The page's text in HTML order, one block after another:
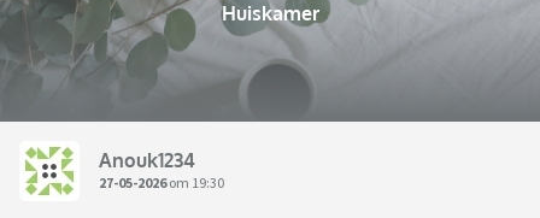
Huiskamer
Anouk1234
27-05-2026om 19:30